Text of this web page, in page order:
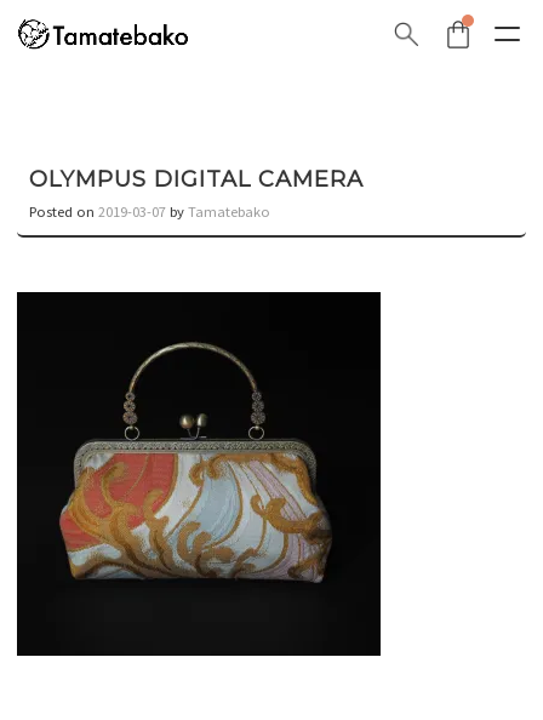
OLYMPUS DIGITAL CAMERA
Posted on 2019-03-07 byTamatebako